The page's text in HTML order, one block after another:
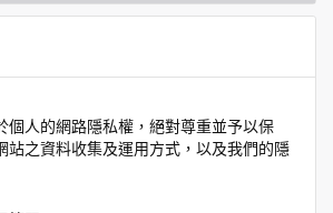
個人的網路隱私權，絕對尊重並予以保
站之資料收集及運用方式，以及我們的隱